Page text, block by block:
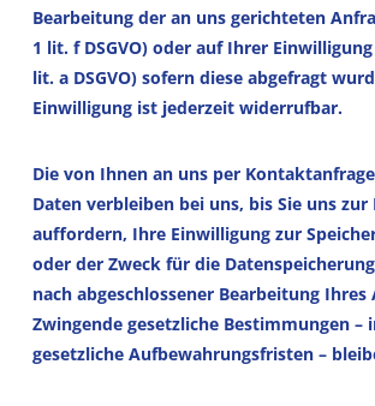
Bearbeitung der an uns gerichteten
1 lit. f DSGVO) oder auf Ihrer
lit. a DSGVO) sofern diese abgefragt
Einwilligung ist jederzeit widerrufbar.
Die von Ihnen an uns per
Daten verbleiben bei uns, bis Sie uns zur
auffordern, Ihre Einwilligung zur
oder der Zweck für die
nach abgeschlossener Bearbeitung Ihres
Zwingende gesetzliche Bestimmungen –
gesetzliche Aufbewahrungsfristen –